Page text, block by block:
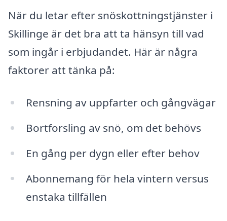
När du letar efter snöskottningstjänster i
Skillinge är det bra att ta hänsyn till vad
som ingår i erbjudandet. Här är några
faktorer att tänka på:
Rensning av uppfarter och gångvägar
Bortforsling av snö, om det behövs
En gång per dygn eller efter behov
Abonnemang för hela vintern versus
enstaka tillfällen